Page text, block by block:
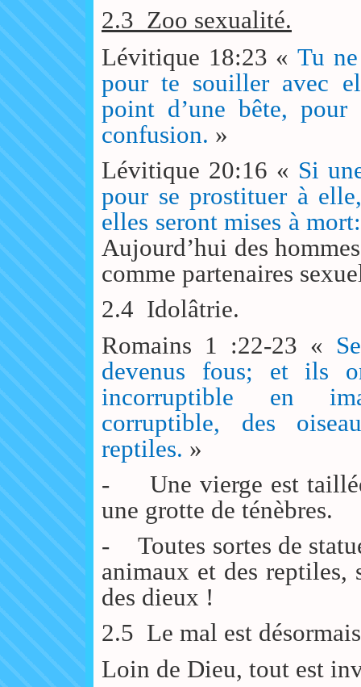
2.3 Zoo sexualité.
Lévitique 18:23 « Tu
pour te souiller avec
point d’une bête,
confusion. »
Lévitique 20:16 « Si
pour se prostituer à
elles seront mises à
Aujourd’hui des
comme partenaires
2.4 Idolâtrie.
Romains 1 :22-23 «
devenus fous; et ils
incorruptible en
corruptible, des
reptiles. »
-
Une vierge est
une grotte de ténèbres.
-
Toutes sortes de
animaux et des reptiles,
des dieux !
2.5 Le mal est
Loin de Dieu, tout est